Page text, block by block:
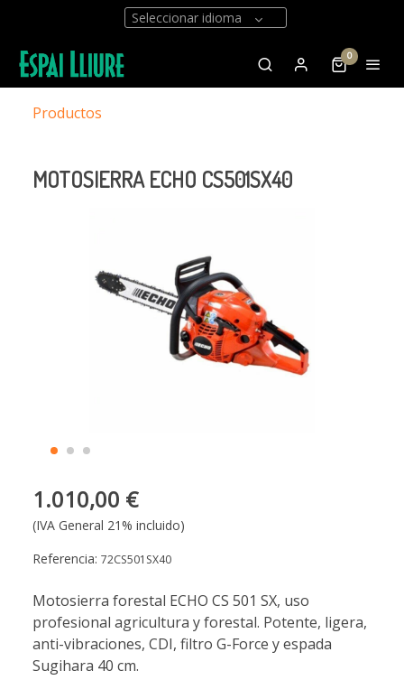
Seleccionar idioma
0
Productos
MOTOSIERRA ECHO CS501SX40
1.010,00 €
(IVA General 21% incluido)
Referencia: 72CS501SX40
Motosierra forestal ECHO CS 501 SX, uso
profesional agricultura y forestal. Potente, ligera,
anti-vibraciones, CDI, filtro G-Force y espada
Sugihara 40 cm.